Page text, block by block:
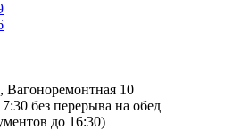
Вагоноремонтная 10
без перерыва на обед
до 16:30)